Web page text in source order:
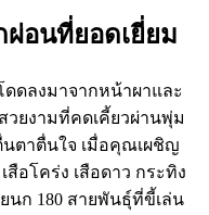
ผ่อนที่ยอดเยี่ยม
ดลงมาจากหน้าผาและ
วยงามที่คดเคี้ยวผ่านพุ่ม
ตาตื่นใจ เมื่อคุณเผชิญ
อโคร่ง เสือดาว กระทิง
นก 180 สายพันธุ์ที่ขี้เล่น